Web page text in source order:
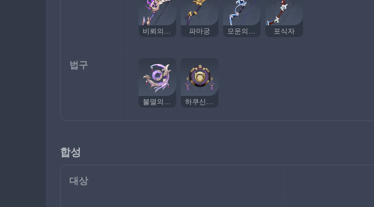
비뢰의 고동 파마궁 모운의 달 포식자
법구
불멸의 달빛 하쿠신의 고리
합성
대상